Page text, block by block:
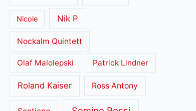
Nicole Nik P
Nockalm Quintett
Olaf Malolepski Patrick Lindner
Roland Kaiser Ross Antony